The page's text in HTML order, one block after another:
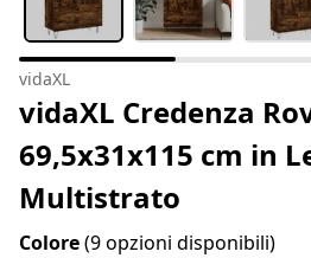
vidaXL
vidaXL Credenza
69,5x31x115 cm in
Multistrato
Colore(9 opzioni disponibili)